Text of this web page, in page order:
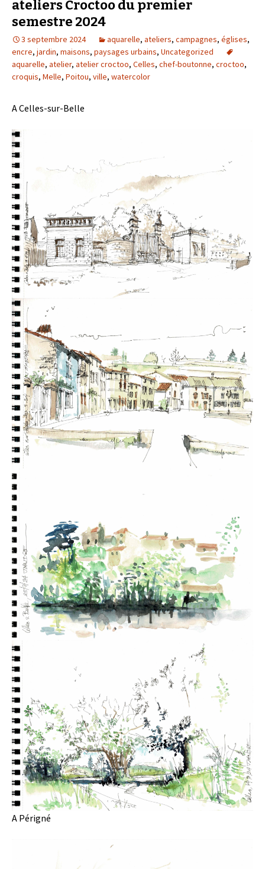
ateliers Croctoo du premier
semestre 2024
3 septembre 2024 aquarelle, ateliers, campagnes, églises,
encre, jardin, maisons, paysages urbains, Uncategorized
aquarelle, atelier, atelier croctoo, Celles, chef-boutonne, croctoo,
croquis, Melle, Poitou, ville, watercolor
A Celles-sur-Belle
A Périgné